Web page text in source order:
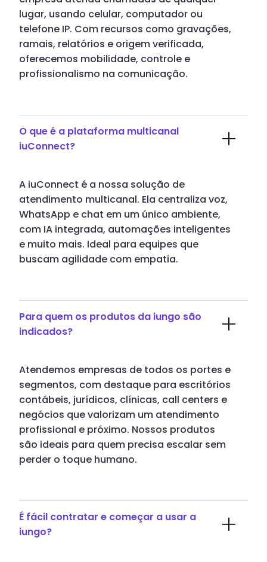
lugar, usando celular, computador ou
telefone IP. Com recursos como gravações,
ramais, relatórios e origem verificada,
oferecemos mobilidade, controle e
profissionalismo na comunicação.
O que é a plataforma multicanal
iuConnect?
A iuConnect é a nossa solução de
atendimento multicanal. Ela centraliza voz,
WhatsApp e chat em um único ambiente,
com IA integrada, automações inteligentes
e muito mais. Ideal para equipes que
buscam agilidade com empatia.
Para quem os produtos da iungo são
indicados?
Atendemos empresas de todos os portes e
segmentos, com destaque para escritórios
contábeis, jurídicos, clínicas, call centers e
negócios que valorizam um atendimento
profissional e próximo. Nossos produtos
são ideais para quem precisa escalar sem
perder o toque humano.
É fácil contratar e começar a usar a
iungo?